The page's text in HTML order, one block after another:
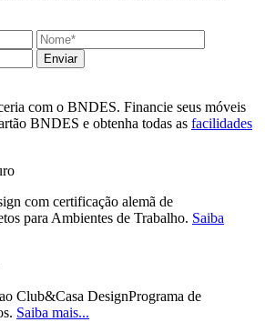
Enviar
com o BNDES. Financie seus móveis
BNDES e obtenha todas as facilidades
com certificação alemã de
para Ambientes de Trabalho. Saiba
Club&Casa DesignPrograma de
Saiba mais...